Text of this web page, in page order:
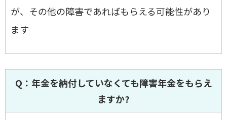
が、その他の障害であればもらえる可能性があり
ます
Q：年金を納付していなくても障害年金をもらえ
ますか?